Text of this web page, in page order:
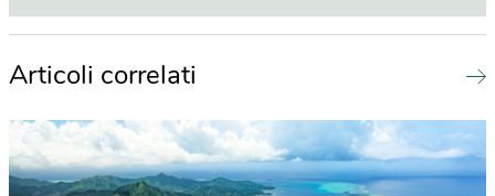
Articoli correlati